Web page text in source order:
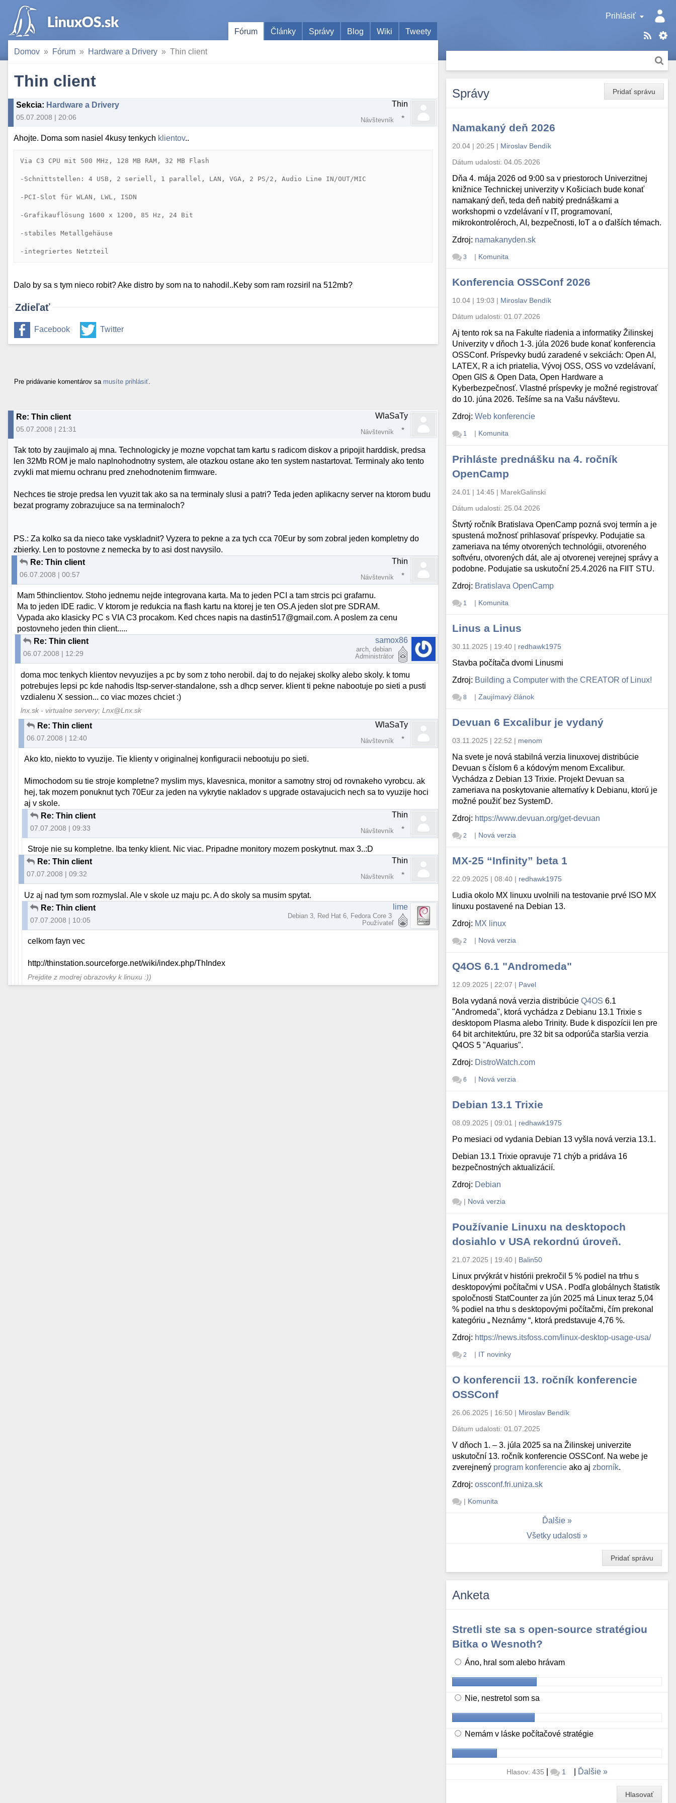
Prihlásiť
Fórum
Články Správy Blog Wiki Tweety
Domov Fórum Hardware a Drivery Thin client
Thin client
Sekcia: Hardware a Drivery
05.07.2008 | 20:06
Thin
Návštevník
Ahojte. Doma som nasiel 4kusy tenkych klientov..
Via C3 CPU mit 500 MHz, 128 MB RAM, 32 MB Flash
-Schnittstellen: 4 USB, 2 seriell, 1 parallel, LAN, VGA, 2 PS/2, Audio Line IN/OUT/MIC
-PCI-Slot für WLAN, LWL, ISDN
-Grafikauflösung 1600 x 1200, 85 Hz, 24 Bit
-stabiles Metallgehäuse
Dalo by sa s tym nieco robit? Ake distro by som na to nahodil..Keby som ram rozsiril na 512mb?
Zdieľať
Facebook Twitter
Pre pridávanie komentárov sa musíte prihlásiť
Re: Thin client
05.07.2008 | 21:31
WlaSaTy
Návštevník
Tak toto by zaujimalo aj mna. Technologicky je mozne vopchat tam kartu s radicom diskov a pripojit harddisk, predsa
len 32Mb ROM je malo naplnohodnotny system, ale otazkou ostane ako ten system nastartovat. Terminaly ako tento
zvykli mat miernu ochranu pred znehodnotenim firmware.
Nechces tie stroje predsa len vyuzit tak ako sa na terminaly slusi a patri? Teda jeden aplikacny server na ktorom budu
bezat programy zobrazujuce sa na terminaloch?
PS.: Za kolko sa da nieco take vyskladnit? Vyzera to pekne a za tych cca 70Eur by som zobral jeden kompletny do
zbierky. Len to postovne z nemecka by to asi dost navysilo.
Re: Thin client
06.07.2008 | 00:57
Thin
Návštevník
Mam 5thinclientov. Stoho jednemu nejde integrovana karta. Ma to jeden PCI a tam strcis pci grafarnu.
Ma to jeden IDE radic. V ktorom je redukcia na flash kartu na ktorej je ten OS.A jeden slot pre SDRAM.
Vypada ako klasicky PC s VIA C3 procakom. Ked chces napis na dastin517@gmail.com. A poslem za cenu
postovneho jeden thin client.....
Re: Thin client
06.07.2008 | 12:29
samox86
arch, debian
Administrátor
doma moc tenkych klientov nevyuzijes a pc by som z toho nerobil. daj to do nejakej skolky alebo skoly. k tomu
potrebujes lepsi pc kde nahodis ltsp-server-standalone, ssh a dhcp server. klient ti pekne nabootuje po sieti a pusti
vzdialenu X session... co viac mozes chciet :)
lnx.sk - virtualne servery; Lnx@Lnx.sk
Re: Thin client
06.07.2008 | 12:40
WlaSaTy
Návštevník
Ako kto, niekto to vyuzije. Tie klienty v originalnej konfiguracii nebootuju po sieti.
Mimochodom su tie stroje kompletne? myslim mys, klavesnica, monitor a samotny stroj od rovnakeho vyrobcu. ak
hej, tak mozem ponuknut tych 70Eur za jeden na vykrytie nakladov s upgrade ostavajucich nech sa to vyuzije hoci
aj v skole.
Re: Thin client
07.07.2008 | 09:33
Thin
Návštevník
Stroje nie su kompletne. Iba tenky klient. Nic viac. Pripadne monitory mozem poskytnut. max 3..:D
Re: Thin client
07.07.2008 | 09:32
Thin
Návštevník
Uz aj nad tym som rozmyslal. Ale v skole uz maju pc. A do skoly sa musim spytat.
Re: Thin client
07.07.2008 | 10:05
lime
Debian 3, Red Hat 6, Fedora Core 3
Používateľ
celkom fayn vec
http://thinstation.sourceforge.net/wiki/index.php/ThIndex
Prejdite z modrej obrazovky k linuxu :))
Pridať správu
Správy
Namakaný deň 2026
20.04 | 20:25 | Miroslav Bendík
Dátum udalosti:04.05.2026
Dňa 4. mája 2026 od 9:00 sa v priestoroch Univerzitnej
knižnice Technickej univerzity v Košiciach bude konať
namakaný deň, teda deň nabitý prednáškami a
workshopmi o vzdelávaní v IT, programovaní,
mikrokontroléroch, AI, bezpečnosti, IoT a o ďalších témach.
Zdroj: namakanyden.sk
3 | Komunita
Konferencia OSSConf 2026
10.04 | 19:03 | Miroslav Bendík
Dátum udalosti:01.07.2026
Aj tento rok sa na Fakulte riadenia a informatiky Žilinskej
Univerzity v dňoch 1-3. júla 2026 bude konať konferencia
OSSConf. Príspevky budú zaradené v sekciách: Open AI,
LATEX, R a ich priatelia, Vývoj OSS, OSS vo vzdelávaní,
Open GIS & Open Data, Open Hardware a
Kyberbezpečnosť. Vlastné príspevky je možné registrovať
do 10. júna 2026. Tešíme sa na Vašu návštevu.
Zdroj:Web konferencie
1 | Komunita
Prihláste prednášku na 4. ročník
OpenCamp
24.01 | 14:45 | MarekGalinski
Dátum udalosti: 25.04.2026
Štvrtý ročník Bratislava OpenCamp pozná svoj termín a je
spustená možnosť prihlasovať príspevky. Podujatie sa
zameriava na témy otvorených technológii, otvoreného
softvéru, otvorených dát, ale aj otvorenej verejnej správy a
podobne. Podujatie sa uskutoční 25.4.2026 na FIIT STU.
Zdroj: Bratislava OpenCamp
1 | Komunita
Linus a Linus
30.11.2025 | 19:40 | redhawk1975
Stavba počítača dvomi Linusmi
Zdroj: Building a Computer with the CREATOR of Linux!
8 | Zaujímavý článok
Devuan 6 Excalibur je vydaný
03.11.2025 | 22:52 | menom
Na svete je nová stabilná verzia linuxovej distribúcie
Devuan s číslom 6 a kódovým menom Excalibur.
Vychádza z Debian 13 Trixie. Projekt Devuan sa
zameriava na poskytovanie alternatívy k Debianu, ktorú je
možné použiť bez SystemD.
Zdroj: https://www.devuan.org/get-devuan
2 | Nová verzia
MX-25 “Infinity” beta 1
22.09.2025 | 08:40 | redhawk1975
Ludia okolo MX linuxu uvolnili na testovanie prvé ISO MX
linuxu postavené na Debian 13.
Zdroj: MX linux
2 | Nová verzia
Q4OS 6.1 "Andromeda"
12.09.2025 | 22:07 | Pavel
Bola vydaná nová verzia distribúcieQ4OS 6.1
"Andromeda", ktorá vychádza z Debianu 13.1 Trixie s
desktopom Plasma alebo Trinity. Bude k dispozícii len pre
64 bit architektúru, pre 32 bit sa odporúča staršia verzia
Q4OS 5 "Aquarius".
Zdroj: DistroWatch.com
6 | Nová verzia
Debian 13.1 Trixie
08.09.2025 | 09:01 | redhawk1975
Po mesiaci od vydania Debian 13 vyšla nová verzia 13.1.
Debian 13.1 Trixie opravuje 71 chýb a pridáva 16
bezpečnostných aktualizácií.
Zdroj: Debian
| Nová verzia
Používanie Linuxu na desktopoch
dosiahlo v USA rekordnú úroveň.
21.07.2025 | 19:40 | Balin50
Linux prvýkrát v histórii prekročil 5 % podiel na trhu s
desktopovými počítačmi v USA . Podľa globálnych štatistík
spoločnosti StatCounter za jún 2025 má Linux teraz 5,04
% podiel na trhu s desktopovými počítačmi, čím prekonal
kategóriu „ Neznámy “, ktorá predstavuje 4,76 %.
Zdroj: https://news.itsfoss.com/linux-desktop-usage-usa/
2 | IT novinky
O konferencii 13. ročník konferencie
OSSConf
26.06.2025 | 16:50 | Miroslav Bendík
Dátum udalosti:01.07.2025
V dňoch 1. – 3. júla 2025 sa na Žilinskej univerzite
uskutoční 13. ročník konferencie OSSConf. Na webe je
zverejnený program konferencie ako aj zborník.
Zdroj:ossconf.fri.uniza.sk
| Komunita
Ďalšie
Všetky udalosti
Pridať správu
Anketa
Stretli ste sa s open-source stratégiou
Bitka o Wesnoth?
Áno, hral som alebo hrávam
Nie, nestretol som sa
Nemám v láske počítačové stratégie
Hlasov: 435 | 1 Ďalšie
Hlasovať